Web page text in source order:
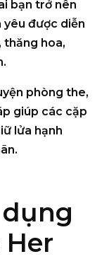
bạn trở nên
yêu được diễn
thăng hoa,
phòng the,
giúp các cặp
lửa hạnh